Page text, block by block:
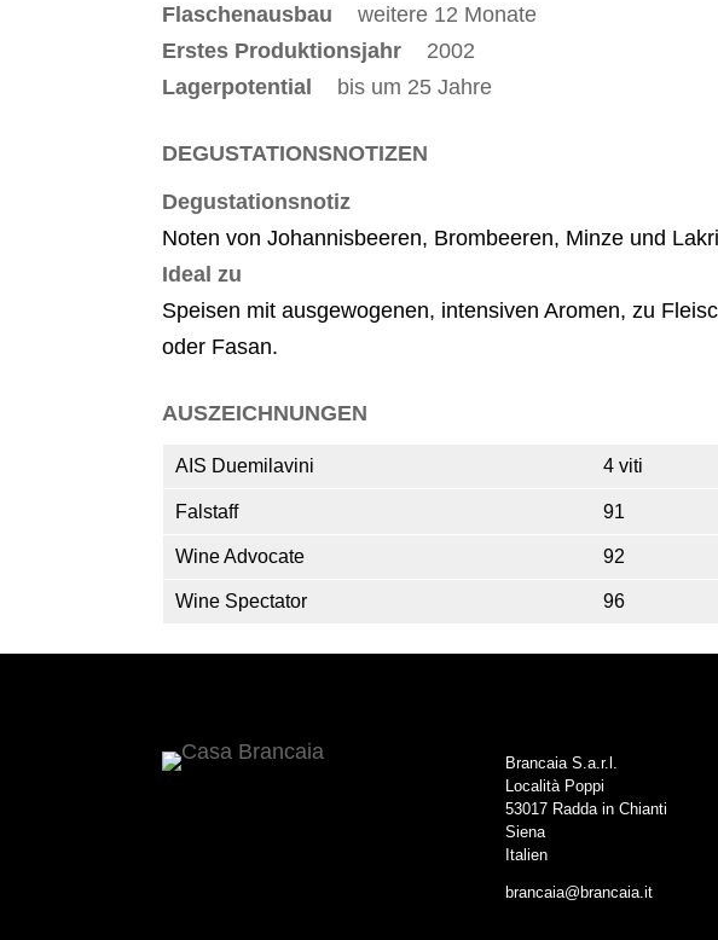
Flaschenausbau
weitere 12 Monate
Erstes Produktionsjahr
2002
Lagerpotential
bis um 25 Jahre
DEGUSTATIONSNOTIZEN
Degustationsnotiz
Noten von Johannisbeeren, Brombeeren, Minze und
Ideal zu
Speisen mit ausgewogenen, intensiven Aromen, zu
oder Fasan.
AUSZEICHNUNGEN
AIS Duemilavini 4 viti
Falstaff 91
Wine Advocate 92
Wine Spectator 96
Brancaia S.a.r.l.
Località Poppi
53017 Radda in Chianti
Siena
Italien
brancaia@brancaia.it